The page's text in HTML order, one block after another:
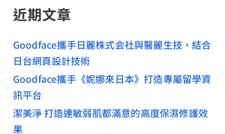
近期文章
Goodface攜手日麗株式会社與醫麗生技，結合
日台網頁設計技術
Goodface攜手《妮娜來日本》打造專屬留學資
訊平台
潔美淨 打造連敏弱肌都滿意的高度保濕修護效
果